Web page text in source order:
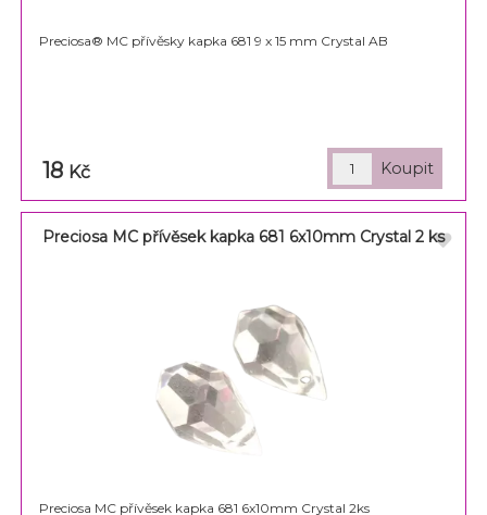
Preciosa® MC přívěsky kapka 681 9 x 15 mm Crystal AB
18 Kč
Preciosa MC přívěsek kapka 681 6x10mm Crystal 2 ks
Preciosa MC přívěsek kapka 681 6x10mm Crystal 2ks